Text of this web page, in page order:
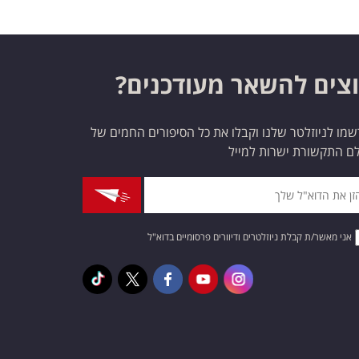
להשאר מעודכנים?
לניוזלטר שלנו וקבלו את כל הסיפורים החמים של
התקשורת ישרות למייל
אני מאשר/ת קבלת ניוזלטרים ודיוורים פרסומיים בדוא"ל